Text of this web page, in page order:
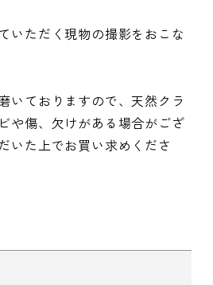
いただく現物の撮影をおこな
いておりますので、天然クラ
や傷、欠けがある場合がござ
いた上でお買い求めくださ